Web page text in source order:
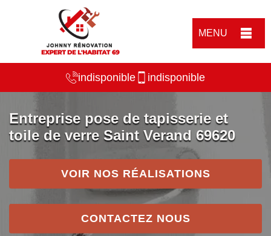
MENU
indisponible indisponible
Entreprise pose de tapisserie et
toile de verre Saint Verand 69620
VOIR NOS RÉALISATIONS
CONTACTEZ NOUS